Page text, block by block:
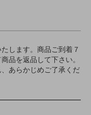
します。商品ご到着７
品を返品して下さい。
あらかじめご了承くだ